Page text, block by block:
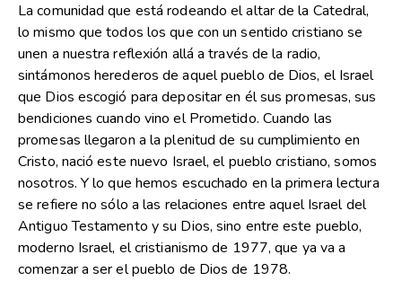
La comunidad que está rodeando el altar de la Catedral,
lo mismo que todos los que con un sentido cristiano se
unen a nuestra reflexión allá a través de la radio,
sintámonos herederos de aquel pueblo de Dios, el Israel
que Dios escogió para depositar en él sus promesas, sus
bendiciones cuando vino el Prometido. Cuando las
promesas llegaron a la plenitud de su cumplimiento en
Cristo, nació este nuevo Israel, el pueblo cristiano, somos
nosotros. Y lo que hemos escuchado en la primera lectura
se refiere no sólo a las relaciones entre aquel Israel del
Antiguo Testamento y su Dios, sino entre este pueblo,
moderno Israel, el cristianismo de 1977, que ya va a
comenzar a ser el pueblo de Dios de 1978.